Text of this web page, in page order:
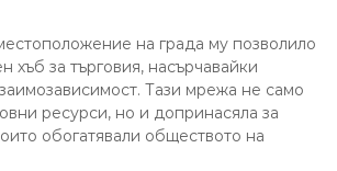
на града му позволило
хъб за търговия, насърчавайки
Тази мрежа не само
ресурси, но и допринасяла за
обогатявали обществото на